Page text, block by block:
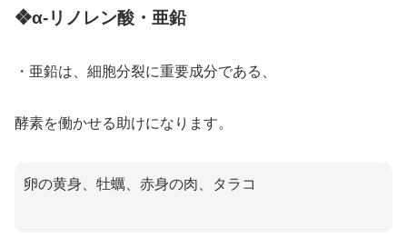
❖α-リノレン酸・亜鉛
・亜鉛は、細胞分裂に重要成分である、
酵素を働かせる助けになります。
卵の黄身、牡蠣、赤身の肉、タラコ